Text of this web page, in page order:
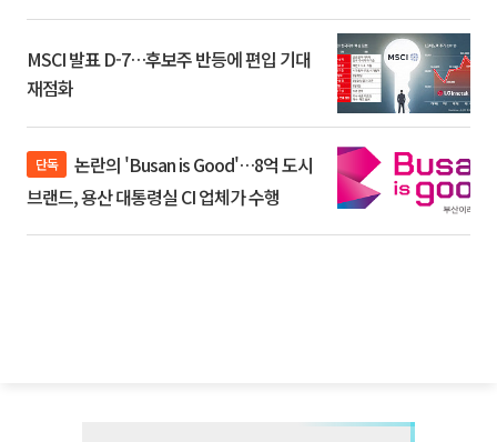
MSCI 발표 D-7…후보주 반등에 편입 기대
재점화
단독
브랜드, 용산 대통령실 CI 업체가 수행